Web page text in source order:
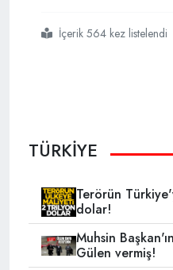
#ytb
#pam ödülü
İçerik 564 kez listelendi
TÜRKİYE
Terörün
dolar!
Muhsin
Gülen vermiş!